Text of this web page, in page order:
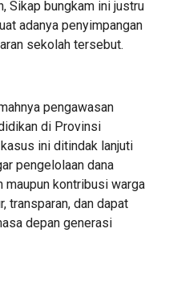
Sikap bungkam ini justru
adanya penyimpangan
sekolah tersebut.
pengawasan
di Provinsi
ini ditindak lanjuti
pengelolaan dana
maupun kontribusi warga
transparan, dan dapat
depan generasi